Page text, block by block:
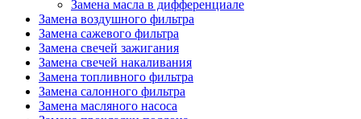
Замена масла в дифференциале
Замена воздушного фильтра
Замена сажевого фильтра
Замена свечей зажигания
Замена свечей накаливания
Замена топливного фильтра
Замена салонного фильтра
Замена масляного насоса